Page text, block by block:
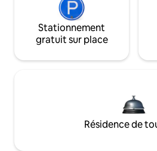
Stationnement
gratuit sur place
Résidence de